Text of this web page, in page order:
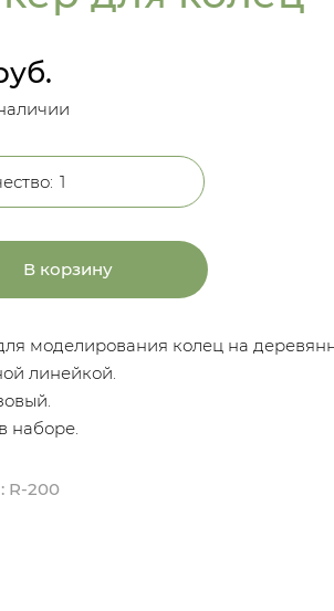
В корзину
моделирования колец на
линейкой.
наборе.
R-200